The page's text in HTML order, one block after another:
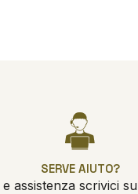
SERVE AIUTO?
assistenza scrivici su